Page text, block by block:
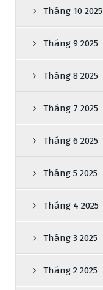
Tháng 10 2025
Tháng 9 2025
Tháng 8 2025
Tháng 7 2025
Tháng 6 2025
Tháng 5 2025
Tháng 4 2025
Tháng 3 2025
Tháng 2 2025